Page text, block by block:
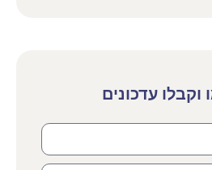
וקבלו עדכונים